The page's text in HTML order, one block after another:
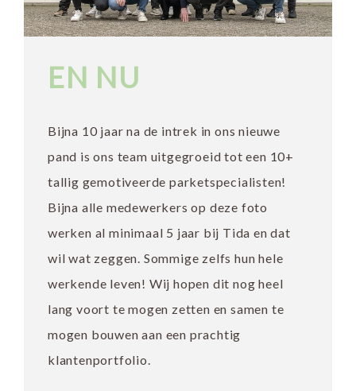
EN NU
Bijna 10 jaar na de intrek in ons nieuwe
pand is ons team uitgegroeid tot een 10+
tallig gemotiveerde parketspecialisten!
Bijna alle medewerkers op deze foto
werken al minimaal 5 jaar bij Tida en dat
wil wat zeggen. Sommige zelfs hun hele
werkende leven! Wij hopen dit nog heel
lang voort te mogen zetten en samen te
mogen bouwen aan een prachtig
klantenportfolio.